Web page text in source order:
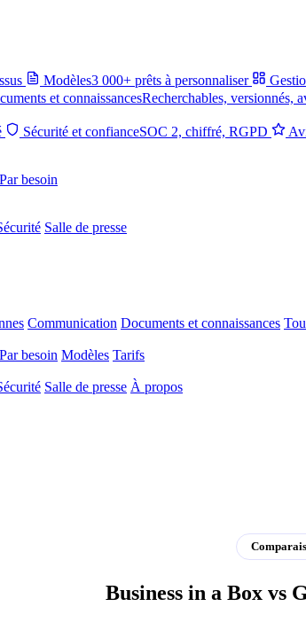
Modèles3 000+ prêts à personnaliser
et connaissancesRecherchables, versionnés,
Sécurité et confianceSOC 2, chiffré, RGPD
Par besoin
Salle de presse
Communication Documents et connaissances
Par besoin Modèles Tarifs
Salle de presse À propos
Business in a Box vs